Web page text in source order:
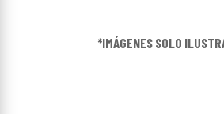
*IMÁGENES SOLO